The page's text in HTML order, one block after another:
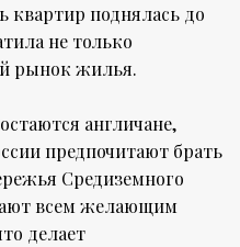
квартир поднялась до
не только
рынок жилья.
англичане,
предпочитают брать
Средиземного
всем желающим
делает